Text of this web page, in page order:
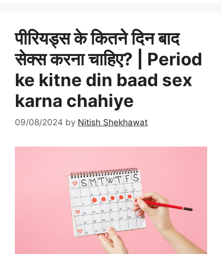
पीरियड्स के कितने दिन बाद
सेक्स करना चाहिए? | Period
ke kitne din baad sex
karna chahiye
09/08/2024 by Nitish Shekhawat